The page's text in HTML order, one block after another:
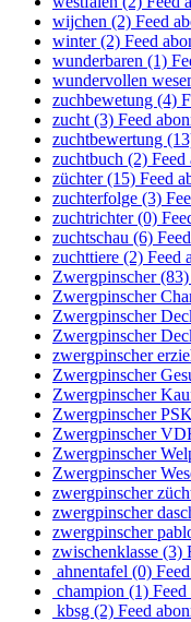
wijchen (2) Feed
winter (2) Feed
wunderbaren (1)
wundervollen
zuchbewetung (4)
zucht (3) Feed
zuchtbewertung
zuchtbuch (2) Feed
züchter (15) Feed
zuchterfolge (3)
zuchtrichter (0)
zuchtschau (6)
zuchttiere (2) Feed
Zwergpinscher (83)
Zwergpinscher
Zwergpinscher
Zwergpinscher
zwergpinscher
Zwergpinscher
Zwergpinscher
Zwergpinscher
Zwergpinscher
Zwergpinscher
Zwergpinscher
zwergpinscher
zwergpinscher
zwergpinscher
zwischenklasse (3)
ahnentafel (0)
champion (1) Feed
kbsg (2) Feed